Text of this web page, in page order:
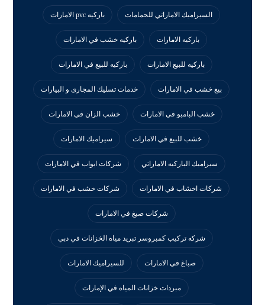
السيراميك الاماراتي للحمامات باركيه pvc الامارات
باركيه الامارات باركيه خشب في الامارات
باركيه للبيع الامارات باركيه للبيع في الامارات
بيع خشب في الامارات خدمات تسليك المجارى و البيارات
خشب البامبو في الامارات خشب الزان في الامارات
خشب للبيع في الامارات سيراميك الامارات
سيراميك الباركيه الاماراتي شركات ابواب في الامارات
شركات اخشاب في الامارات شركات خشب في الامارات
شركات صبغ في الامارات
شركه تركيب كمبروسر تبريد مياه الخزانات في دبي
صباغ في الامارات للسيراميك الامارات
مبردات خزانات المياه في الإمارات